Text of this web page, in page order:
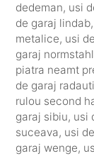
dedeman, usi
de garaj lindab,
metalice, usi
garaj normstahl
piatra neamt
de garaj radauti
rulou second
garaj sibiu, usi
suceava, usi
garaj wenge,